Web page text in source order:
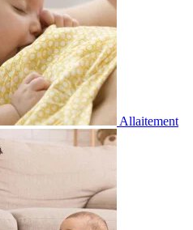
Allaitement